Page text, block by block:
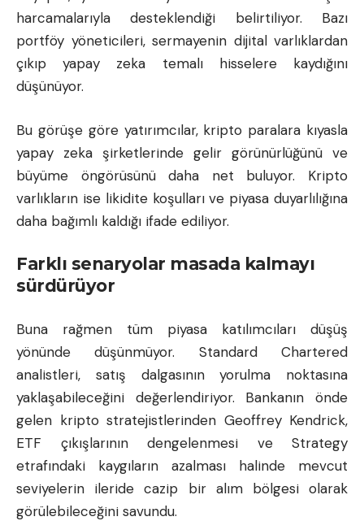
harcamalarıyla desteklendiği belirtiliyor. Bazı
portföy yöneticileri, sermayenin dijital varlıklardan
çıkıp yapay zeka temalı hisselere kaydığını
düşünüyor.
Bu görüşe göre yatırımcılar, kripto paralara kıyasla
yapay zeka şirketlerinde gelir görünürlüğünü ve
büyüme öngörüsünü daha net buluyor. Kripto
varlıkların ise likidite koşulları ve piyasa duyarlılığına
daha bağımlı kaldığı ifade ediliyor.
Farklı senaryolar masada kalmayı
sürdürüyor
Buna rağmen tüm piyasa katılımcıları düşüş
yönünde düşünmüyor. Standard Chartered
analistleri, satış dalgasının yorulma noktasına
yaklaşabileceğini değerlendiriyor. Bankanın önde
gelen kripto stratejistlerinden Geoffrey Kendrick,
ETF çıkışlarının dengelenmesi ve Strategy
etrafındaki kaygıların azalması halinde mevcut
seviyelerin ileride cazip bir alım bölgesi olarak
görülebileceğini savundu.